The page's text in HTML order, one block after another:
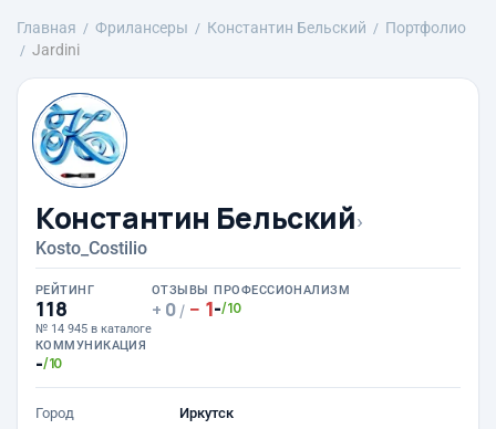
Главная Фрилансеры Константин Бельский
Портфолио
Jardini
Константин Бельский›
Kosto_Costilio
РЕЙТИНГ
118
№ 14 945 в каталоге
ОТЗЫВЫ
0 / 1
ПРОФЕССИОНАЛИЗМ
-/10
КОММУНИКАЦИЯ
-/10
Город
Иркутск